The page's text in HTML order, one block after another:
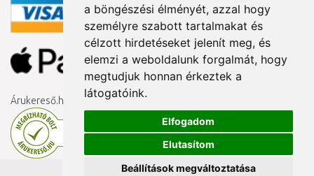
a böngészési élményét, azzal hogy
személyre szabott tartalmakat és
célzott hirdetéseket jelenít meg, és
elemzi a weboldalunk forgalmát, hogy
megtudjuk honnan érkeztek a
látogatóink.
Elfogadom
Elutasítom
Beállítások megváltoztatása
Árukereső.hu